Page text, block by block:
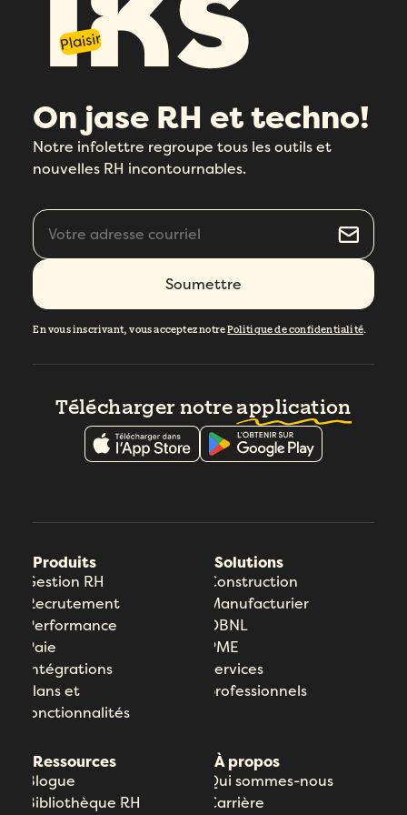
Plaisir
On jase RH et techno!
Notre infolettre regroupe tous les outils et
nouvelles RH incontournables.
En vous inscrivant, vous acceptez notrePolitique de confidentialité.
Télécharger notreapplication
Produits
Gestion RH
Recrutement
Performance
Paie
Intégrations
Plans et
fonctionnalités
Solutions
Construction
Manufacturier
OBNL
PME
Services
professionnels
Ressources
Blogue
Bibliothèque RH
À propos
Qui sommes-nous
Carrière